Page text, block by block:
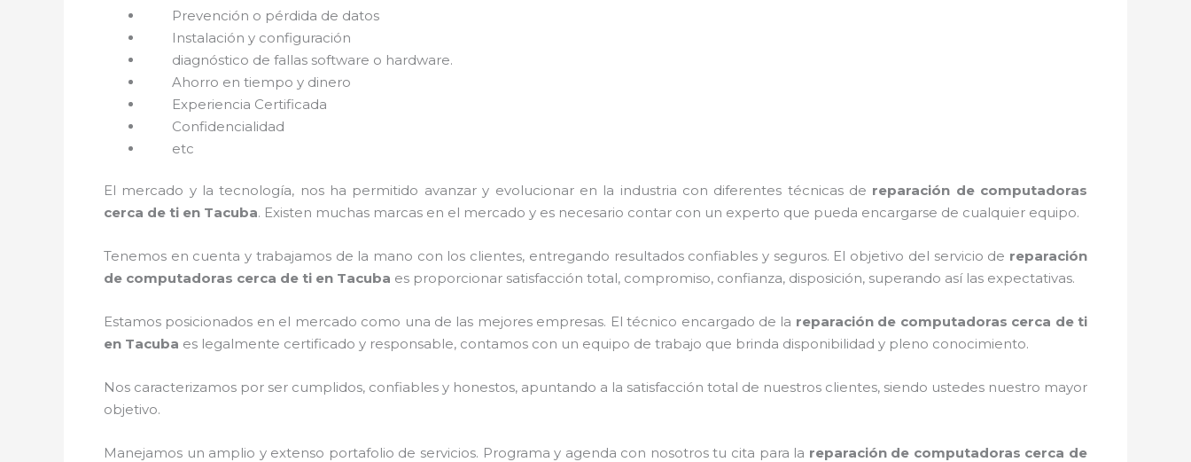
Prevención o pérdida de datos
Instalación y configuración
diagnóstico de fallas software o hardware.
Ahorro en tiempo y dinero
Experiencia Certificada
Confidencialidad
etc
El mercado y la tecnología, nos ha permitido avanzar y evolucionar en la industria con diferentes técnicas de reparación de computadoras
cerca de ti en Tacuba. Existen muchas marcas en el mercado y es necesario contar con un experto que pueda encargarse de cualquier equipo.
Tenemos en cuenta y trabajamos de la mano con los clientes, entregando resultados confiables y seguros. El objetivo del servicio de reparación
de computadoras cerca de ti en Tacuba es proporcionar satisfacción total, compromiso, confianza, disposición, superando así las expectativas.
Estamos posicionados en el mercado como una de las mejores empresas. El técnico encargado de la reparación de computadoras cerca de ti
en Tacuba es legalmente certificado y responsable, contamos con un equipo de trabajo que brinda disponibilidad y pleno conocimiento.
Nos caracterizamos por ser cumplidos, confiables y honestos, apuntando a la satisfacción total de nuestros clientes, siendo ustedes nuestro mayor
objetivo.
Manejamos un amplio y extenso portafolio de servicios. Programa y agenda con nosotros tu cita para la reparación de computadoras cerca de